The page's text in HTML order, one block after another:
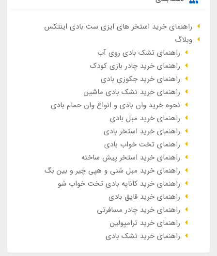
راهنمای خرید استخر های ایزی ست بادی اینتکس
وبلاگ
راهنمای تشک بادی روی آب
راهنمای خرید چادر بازی کودک
راهنمای خرید جکوزی بادی
راهنمای خرید تشک بادی ماشین
نحوه خرید وان بادی و انواع وان حمام بادی
راهنمای خرید مبل بادی
راهنمای خرید استخر بادی
راهنمای تخت خواب بادی
راهنمای خرید استخر پیش ساخته
راهنمای خرید مبل شنی و هپی چیر و بین بگ
راهنمای خرید کاناپه بادی تخت خواب شو
راهنمای خرید قایق بادی
راهنمای خرید چادر مسافرتی
راهنمای خرید ترامپولین
راهنمای خرید تشک بادی